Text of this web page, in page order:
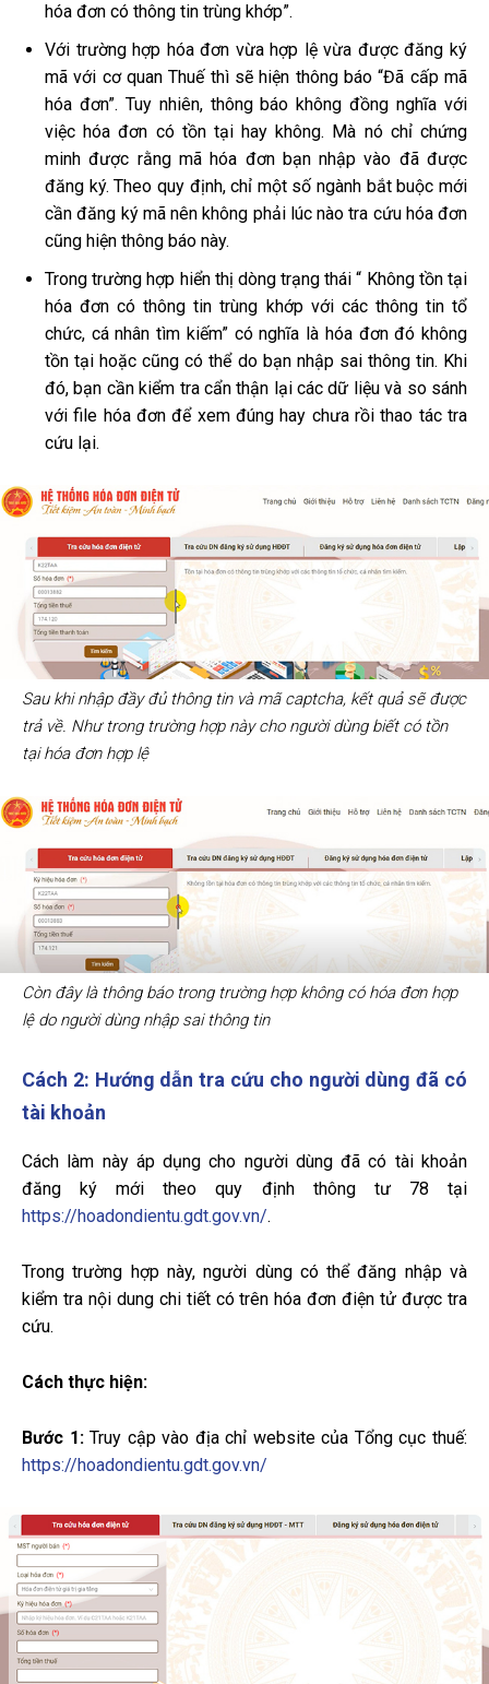
hóa đơn có thông tin trùng khớp”.
Với trường hợp hóa đơn vừa hợp lệ vừa được đăng ký
mã với cơ quan Thuế thì sẽ hiện thông báo “Đã cấp mã
hóa đơn”. Tuy nhiên, thông báo không đồng nghĩa với
việc hóa đơn có tồn tại hay không. Mà nó chỉ chứng
minh được rằng mã hóa đơn bạn nhập vào đã được
đăng ký. Theo quy định, chỉ một số ngành bắt buộc mới
cần đăng ký mã nên không phải lúc nào tra cứu hóa đơn
cũng hiện thông báo này.
Trong trường hợp hiển thị dòng trạng thái “ Không tồn tại
hóa đơn có thông tin trùng khớp với các thông tin tổ
chức, cá nhân tìm kiếm” có nghĩa là hóa đơn đó không
tồn tại hoặc cũng có thể do bạn nhập sai thông tin. Khi
đó, bạn cần kiểm tra cẩn thận lại các dữ liệu và so sánh
với file hóa đơn để xem đúng hay chưa rồi thao tác tra
cứu lại.
Sau khi nhập đầy đủ thông tin và mã captcha, kết quả sẽ được
trả về. Như trong trường hợp này cho người dùng biết có tồn
tại hóa đơn hợp lệ
Còn đây là thông báo trong trường hợp không có hóa đơn hợp
lệ do người dùng nhập sai thông tin
Cách 2: Hướng dẫn tra cứu cho người dùng đã có
tài khoản
Cách làm này áp dụng cho người dùng đã có tài khoản
đăng ký mới theo quy định thông tư 78 tại
https://hoadondientu.gdt.gov.vn/.
Trong trường hợp này, người dùng có thể đăng nhập và
kiểm tra nội dung chi tiết có trên hóa đơn điện tử được tra
cứu.
Cách thực hiện:
Bước 1:Truy cập vào địa chỉ website của Tổng cục thuế:
https://hoadondientu.gdt.gov.vn/